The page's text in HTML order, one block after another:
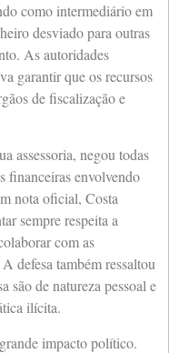
como intermediário em
desviado para outras
As autoridades
garantir que os recursos
de fiscalização e
assessoria, negou todas
financeiras envolvendo
nota oficial, Costa
sempre respeita a
com as
defesa também ressaltou
são de natureza pessoal e
ilícita.
impacto político.